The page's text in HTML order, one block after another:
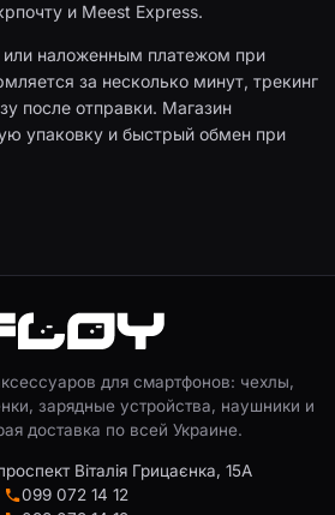
и Meest Express.
или наложенным платежом при
за несколько минут, трекинг
после отправки. Магазин
упаковку и быстрый обмен при
для смартфонов: чехлы,
зарядные устройства, наушники и
доставка по всей Украине.
Віталія Грицаєнка, 15А
099 072 14 12